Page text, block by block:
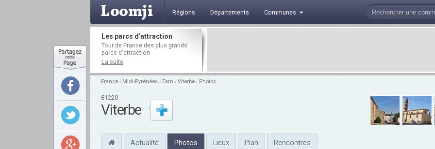
Régions Départements Communes
Les parcs d'attraction
Tour de France des plus grands
parcs d'attraction
La suite
France › Midi-Pyrénées › Tarn › Viterbe › Photos
81220
Viterbe
Actualité Photos Lieux Plan Rencontres